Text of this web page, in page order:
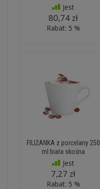
Jest
80,74 zł
Rabat: 5 %
FILIŻANKA z porcelany 250
ml biała skośna
Jest
7,27 zł
Rabat: 5 %